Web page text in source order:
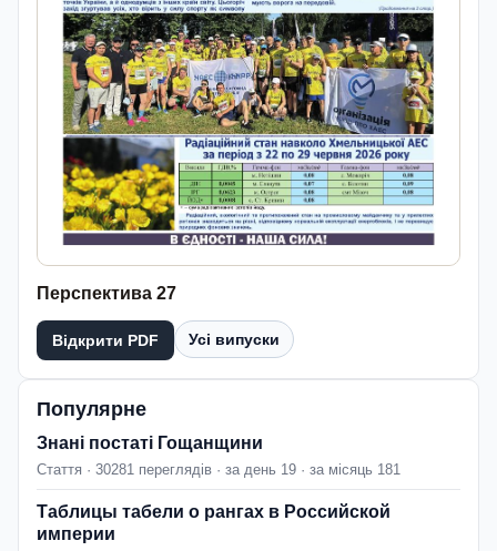
Перспектива 27
Відкрити PDF Усі випуски
Популярне
Знані постаті Гощанщини
Стаття · 30281 переглядів · за день 19 · за місяць 181
Таблицы табели о рангах в Российской
империи